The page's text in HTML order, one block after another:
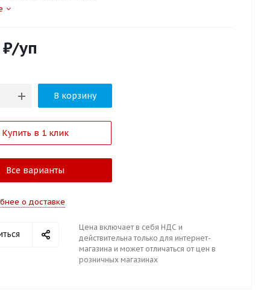
/уп
В корзину
Купить в 1 клик
Все варианты
о доставке
Цена включает в себя НДС и
действительна только для интернет-
магазина и может отличаться от цен в
розничных магазинах